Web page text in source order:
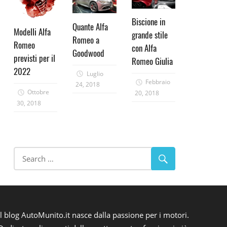
Modelli Alfa
Romeo
previsti per il
2022
Ottobre
30, 2018
Quante Alfa
Romeo a
Goodwood
Luglio
24, 2018
Biscione in
grande stile
con Alfa
Romeo Giulia
Febbraio
20, 2018
blog AutoMunito.it nasce dalla passione per i motori.